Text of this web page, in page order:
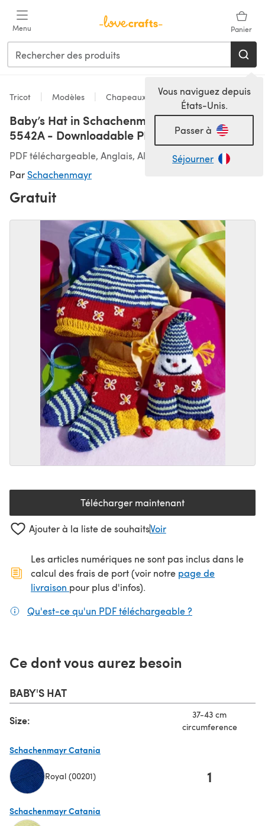
Menu Panier
Vous naviguez depuis
États-Unis.
Passer à
Séjourner
Tricot Modèles Chapeaux
Baby’s Hat in Schachenmayr Catania -
5542A - Downloadable PDF
PDF téléchargeable, Anglais, Allemand
Par Schachenmayr
Gratuit
Télécharger maintenant(s'ouvre dans un nouvel
Ajouter à la liste de souhaitsVoir
Les articles numériques ne sont pas inclus dans le
calcul des frais de port (voir notre page de
livraison (s'ouvre dans un nouvel onglet)
pour plus d'infos).
Qu'est-ce qu'un PDF téléchargeable ?
Ce dont vous aurez besoin
BABY'S HAT
Size:
37-43 cm
circumference
Schachenmayr Catania
Royal (00201) 1
Schachenmayr Catania